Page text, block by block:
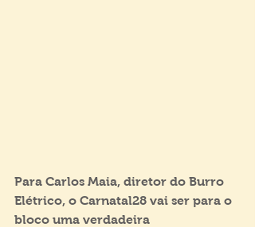
Para Carlos Maia, diretor do Burro
Elétrico, o Carnatal28 vai ser para o
bloco uma verdadeira